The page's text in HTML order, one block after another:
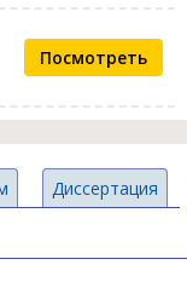
Посмотреть
Диссертация